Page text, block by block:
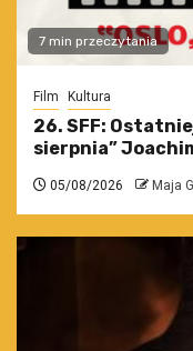
7 min przeczytania
Film Kultura
26. SFF:
sierpnia”
05/08/2026 Maja